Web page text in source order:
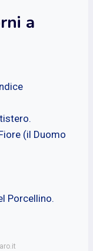
a
(il Duomo
Porcellino.